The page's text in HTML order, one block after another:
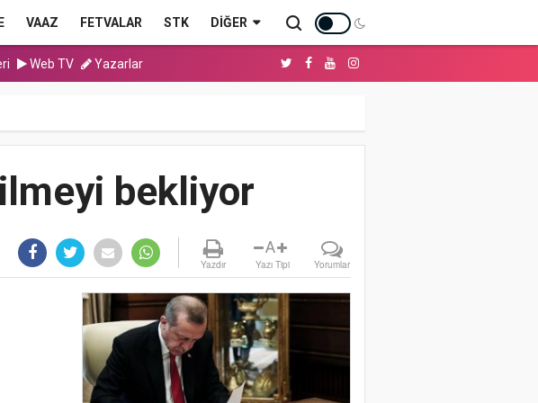
VAAZ FETVALAR STK DIĞER
Web TV Yazarlar
bekliyor
Yazdır
A
Yazı Tipi Yorumlar